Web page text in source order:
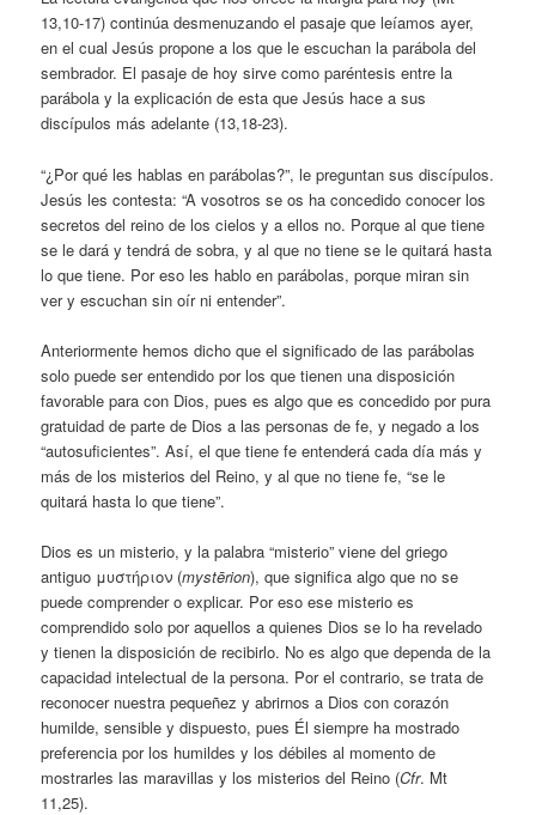
13,10-17) continúa desmenuzando el pasaje que leíamos ayer,
en el cual Jesús propone a los que le escuchan la parábola del
sembrador. El pasaje de hoy sirve como paréntesis entre la
parábola y la explicación de esta que Jesús hace a sus
discípulos más adelante (13,18-23).
“¿Por qué les hablas en parábolas?”, le preguntan sus discípulos.
Jesús les contesta: “A vosotros se os ha concedido conocer los
secretos del reino de los cielos y a ellos no. Porque al que tiene
se le dará y tendrá de sobra, y al que no tiene se le quitará hasta
lo que tiene. Por eso les hablo en parábolas, porque miran sin
ver y escuchan sin oír ni entender”.
Anteriormente hemos dicho que el significado de las parábolas
solo puede ser entendido por los que tienen una disposición
favorable para con Dios, pues es algo que es concedido por pura
gratuidad de parte de Dios a las personas de fe, y negado a los
“autosuficientes”. Así, el que tiene fe entenderá cada día más y
más de los misterios del Reino, y al que no tiene fe, “se le
quitará hasta lo que tiene”.
Dios es un misterio, y la palabra “misterio” viene del griego
antiguo μυστήριον (mystērion), que significa algo que no se
puede comprender o explicar. Por eso ese misterio es
comprendido solo por aquellos a quienes Dios se lo ha revelado
y tienen la disposición de recibirlo. No es algo que dependa de la
capacidad intelectual de la persona. Por el contrario, se trata de
reconocer nuestra pequeñez y abrirnos a Dios con corazón
humilde, sensible y dispuesto, pues Él siempre ha mostrado
preferencia por los humildes y los débiles al momento de
mostrarles las maravillas y los misterios del Reino (Cfr. Mt
11,25).